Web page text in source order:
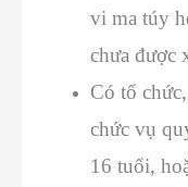
vi ma túy
chưa được
Có tổ
chức vụ
16 tuổi,